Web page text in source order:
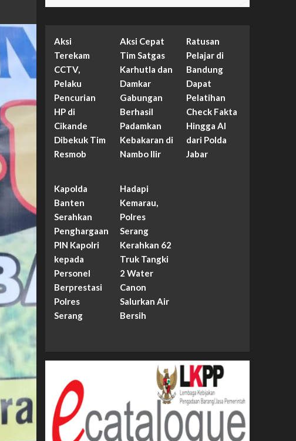
Aksi
Terekam
CCTV,
Pelaku
Pencurian
HP di
Cikande
Dibekuk Tim
Resmob
Aksi Cepat
Tim Satgas
Karhutla dan
Damkar
Gabungan
Berhasil
Padamkan
Kebakaran di
Nambo Ilir
Ratusan
Pelajar di
Bandung
Dapat
Pelatihan
Check Fakta
Hingga AI
dari Polda
Jabar
Kapolda
Banten
Serahkan
Penghargaan
PIN Kapolri
kepada
Personel
Berprestasi
Polres
Serang
Hadapi
Kemarau,
Polres
Serang
Kerahkan 62
Truk Tangki
2 Water
Canon
Salurkan Air
Bersih